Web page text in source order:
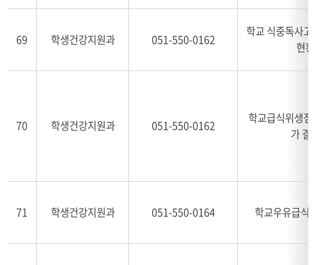
69 학생건강지원과 051-550-0162
학교 식중독사고
현황
70 학생건강지원과 051-550-0162
학교급식위생점
가 결
71 학생건강지원과 051-550-0164 학교우유급식